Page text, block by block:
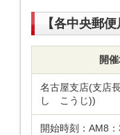
【各中央郵
開
名古屋支店(支
し こうじ))
開始時刻：AM8：